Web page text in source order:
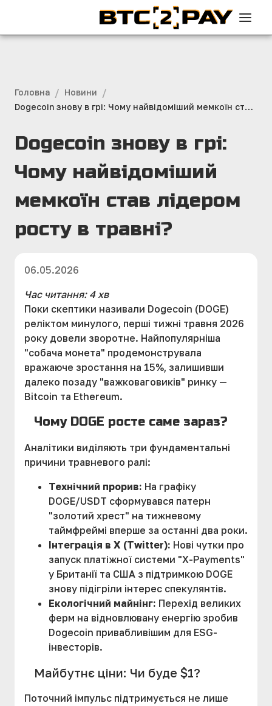
Головна / Новини /
Dogecoin знову в грі: Чому найвідоміший мемкоїн став
Dogecoin знову в грі:
Чому найвідоміший
мемкоїн став лідером
росту в травні?
06.05.2026
Час читання: 4 хв
Поки скептики називали Dogecoin (DOGE)
реліктом минулого, перші тижні травня 2026
року довели зворотне. Найпопулярніша
"собача монета" продемонструвала
вражаюче зростання на 15%, залишивши
далеко позаду "важковаговиків" ринку —
Bitcoin та Ethereum.
Чому DOGE росте саме зараз?
Аналітики виділяють три фундаментальні
причини травневого ралі:
Технічний прорив: На графіку
DOGE/USDT сформувався патерн
"золотий хрест" на тижневому
таймфреймі вперше за останні два роки.
Інтеграція в X (Twitter): Нові чутки про
запуск платіжної системи "X-Payments"
у Британії та США з підтримкою DOGE
знову підігріли інтерес спекулянтів.
Екологічний майнінг: Перехід великих
ферм на відновлювану енергію зробив
Dogecoin привабливішим для ESG-
інвесторів.
Майбутнє ціни: Чи буде $1?
Поточний імпульс підтримується не лише